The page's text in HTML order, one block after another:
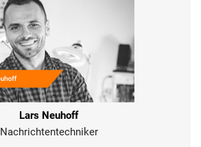
Lars Neuhoff
Nachrichtentechniker